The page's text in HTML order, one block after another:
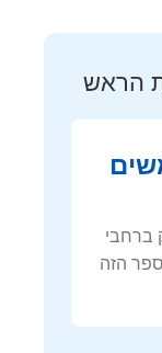
הראש
ברחבי
2025 – והמספר הזה